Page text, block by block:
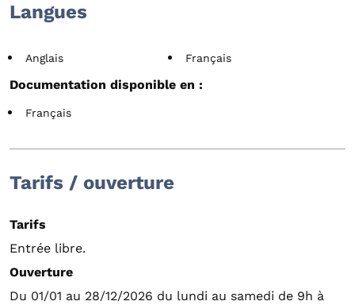
Langues
Anglais Français
Documentation disponible en :
Français
Tarifs / ouverture
Tarifs
Entrée libre.
Ouverture
Du 01/01 au 28/12/2026 du lundi au samedi de 9h à